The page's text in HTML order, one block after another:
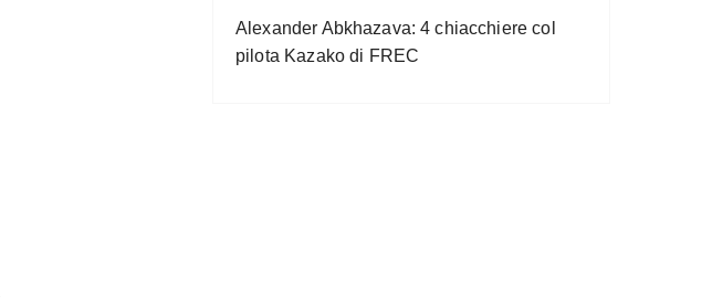
Fonte: indigocarhire.co
Alexander Abkhazava: 4 chiacchiere col
pilota Kazako di FREC